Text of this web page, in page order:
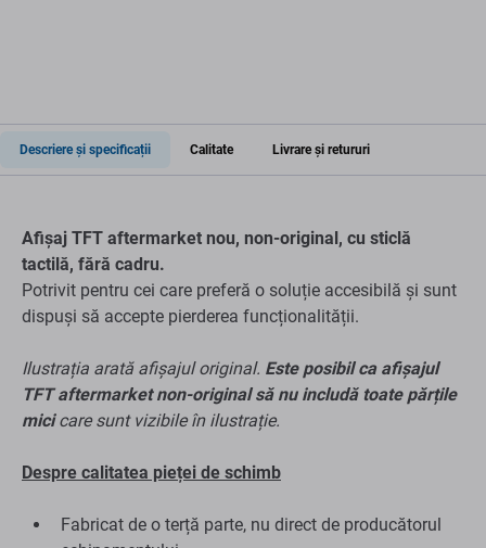
Descriere și specificații Calitate Livrare și retururi
Afișaj TFT aftermarket nou, non-original, cu sticlă
tactilă, fără cadru.
Potrivit pentru cei care preferă o soluție accesibilă și sunt
dispuși să accepte pierderea funcționalității.
Ilustrația arată afișajul original. Este posibil ca afișajul
TFT aftermarket non-original să nu includă toate părțile
micicare sunt vizibile în ilustrație.
Despre calitatea pieței de schimb
Fabricat de o terță parte, nu direct de producătorul